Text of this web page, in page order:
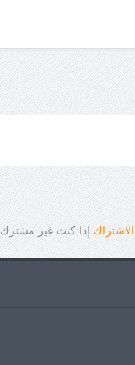
الاشتراك إذا كنت غير مشترك